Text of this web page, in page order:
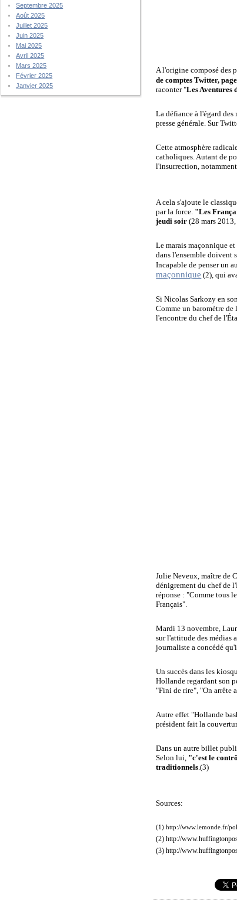
Septembre 2025
Août 2025
Juillet 2025
Juin 2025
Mai 2025
Avril 2025
Mars 2025
Février 2025
Janvier 2025
A l'origine composé des
de comptes Twitter,
raconter "Les Aventures
La défiance à l'égard
presse générale. Sur
Cette atmosphère
catholiques. Autant de
l'insurrection,
A cela s'ajoute le
par la force. "Les
jeudi soir (28 mars 2013,
Le marais maçonnique
dans l'ensemble doivent
Incapable de penser un
maçonnique (2), qui
Si Nicolas Sarkozy en
Comme un baromètre
l'encontre du chef de
Julie Neveux, maître de
dénigrement du chef de
réponse : "Comme tous
Français".
Mardi 13 novembre,
sur l'attitude des médias
journaliste a concédé
Un succès dans les
Hollande regardant son
"Fini de rire", "On arrête
Autre effet "Hollande
président fait la
Dans un autre billet
Selon lui, "c'est le
traditionnels .(3)
Sources:
(1) http://www.lemonde.fr/
(2) http://
(3) http://